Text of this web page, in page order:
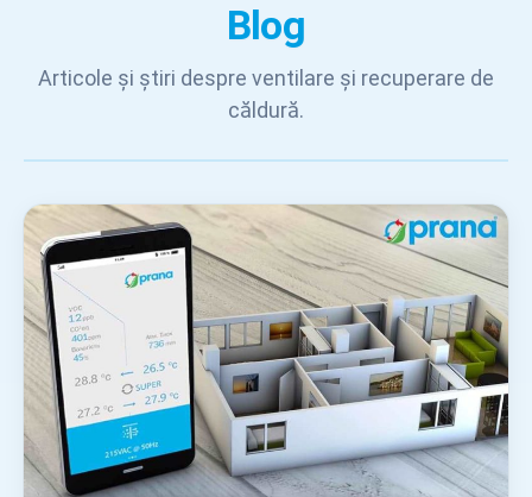
Blog
Articole și știri despre ventilare și recuperare de
căldură.